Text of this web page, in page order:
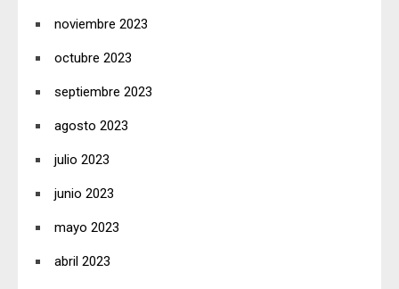
noviembre 2023
octubre 2023
septiembre 2023
agosto 2023
julio 2023
junio 2023
mayo 2023
abril 2023